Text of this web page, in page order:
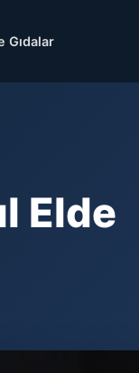
Gıdalar
Elde